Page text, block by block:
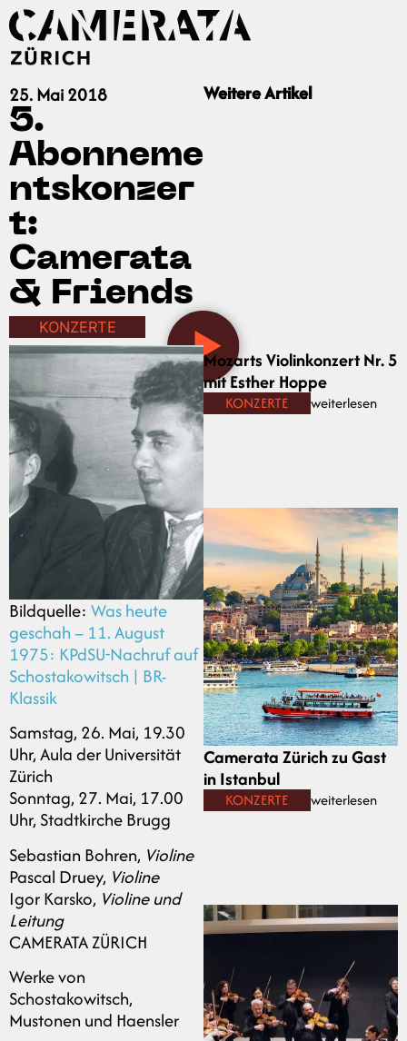
Weitere Artikel
Mozarts Violinkonzert Nr. 5
mit Esther Hoppe
KONZERTE weiterlesen
Camerata Zürich zu Gast
in Istanbul
KONZERTE weiterlesen
25. Mai 2018
5.
Abonneme
ntskonzer
t:
Camerata
& Friends
KONZERTE
Bildquelle: Was heute
geschah – 11. August
1975: KPdSU-Nachruf auf
Schostakowitsch | BR-
Klassik
Samstag, 26. Mai, 19.30
Uhr, Aula der Universität
Zürich
Sonntag, 27. Mai, 17.00
Uhr, Stadtkirche Brugg
Sebastian Bohren, Violine
Pascal Druey, Violine
Igor Karsko, Violine und
Leitung
CAMERATA ZÜRICH
Werke von
Schostakowitsch,
Mustonen und Haensler